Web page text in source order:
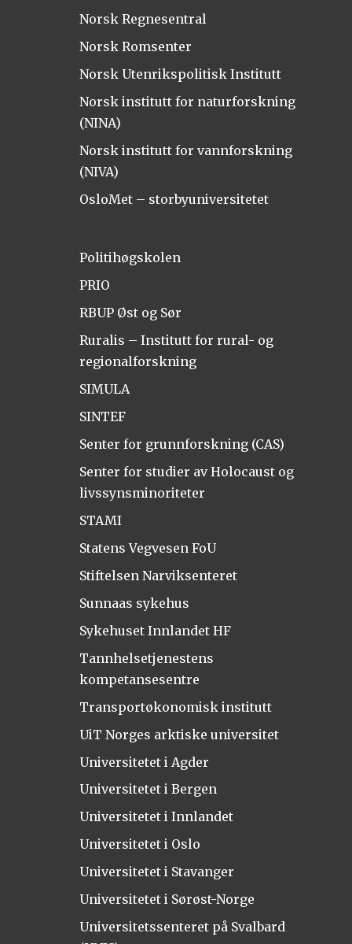
Norsk Regnesentral
Norsk Romsenter
Norsk Utenrikspolitisk Institutt
Norsk institutt for naturforskning
(NINA)
Norsk institutt for vannforskning
(NIVA)
OsloMet – storbyuniversitetet
Politihøgskolen
PRIO
RBUP Øst og Sør
Ruralis – Institutt for rural- og
regionalforskning
SIMULA
SINTEF
Senter for grunnforskning (CAS)
Senter for studier av Holocaust og
livssynsminoriteter
STAMI
Statens Vegvesen FoU
Stiftelsen Narviksenteret
Sunnaas sykehus
Sykehuset Innlandet HF
Tannhelsetjenestens
kompetansesentre
Transportøkonomisk institutt
UiT Norges arktiske universitet
Universitetet i Agder
Universitetet i Bergen
Universitetet i Innlandet
Universitetet i Oslo
Universitetet i Stavanger
Universitetet i Sørøst-Norge
Universitetssenteret på Svalbard